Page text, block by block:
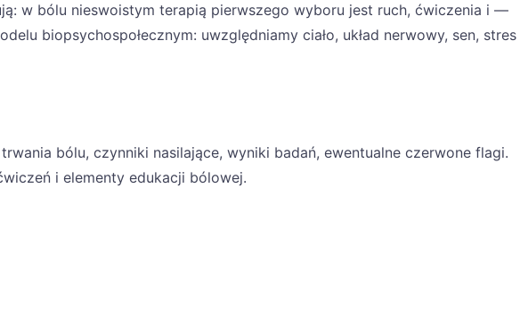
w bólu nieswoistym terapią pierwszego wyboru jest ruch, ćwiczenia i —
biopsychospołecznym: uwzględniamy ciało, układ nerwowy, sen, stres
bólu, czynniki nasilające, wyniki badań, ewentualne czerwone flagi.
i elementy edukacji bólowej.